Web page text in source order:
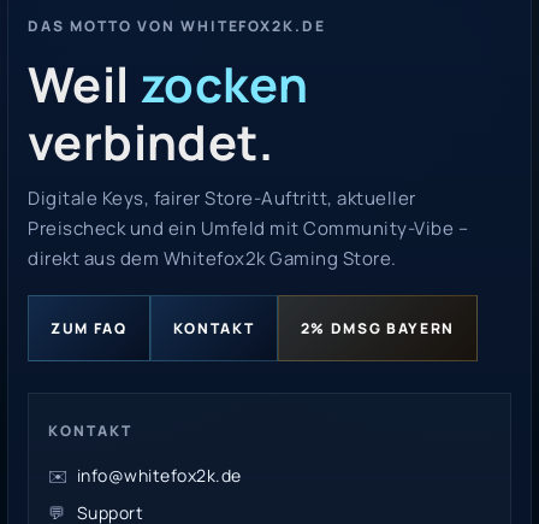
DAS MOTTO VON WHITEFOX2K.DE
Weil zocken
verbindet.
Digitale Keys, fairer Store-Auftritt, aktueller
Preischeck und ein Umfeld mit Community-Vibe –
direkt aus dem Whitefox2k Gaming Store.
ZUM FAQ KONTAKT 2% DMSG BAYERN
KONTAKT
✉️ info@whitefox2k.de
💬 Support